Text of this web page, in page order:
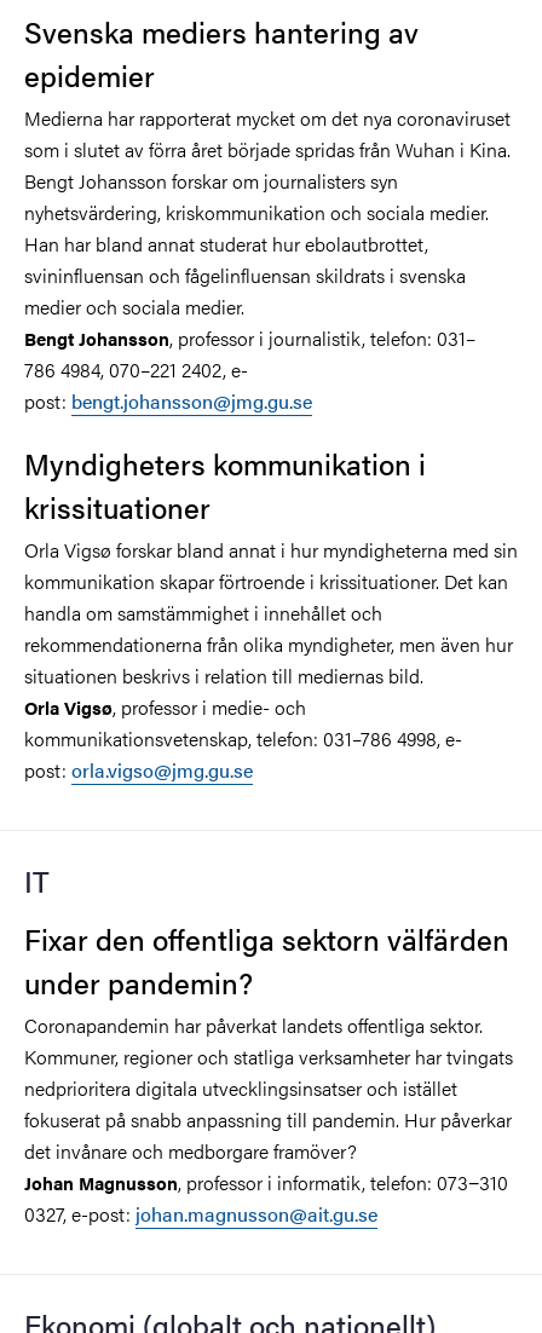
Svenska mediers hantering av
epidemier
Medierna har rapporterat mycket om det nya coronaviruset
som i slutet av förra året började spridas från Wuhan i Kina.
Bengt Johansson forskar om journalisters syn
nyhetsvärdering, kriskommunikation och sociala medier.
Han har bland annat studerat hur ebolautbrottet,
svininfluensan och fågelinfluensan skildrats i svenska
medier och sociala medier.
Bengt Johansson, professor i journalistik, telefon: 031–
786 4984, 070–221 2402, e-
post: bengt.johansson@jmg.gu.se
Myndigheters kommunikation i
krissituationer
Orla Vigsø forskar bland annat i hur myndigheterna med sin
kommunikation skapar förtroende i krissituationer. Det kan
handla om samstämmighet i innehållet och
rekommendationerna från olika myndigheter, men även hur
situationen beskrivs i relation till mediernas bild.
Orla Vigsø, professor i medie- och
kommunikationsvetenskap, telefon: 031–786 4998, e-
post: orla.vigso@jmg.gu.se
IT
Fixar den offentliga sektorn välfärden
under pandemin?
Coronapandemin har påverkat landets offentliga sektor.
Kommuner, regioner och statliga verksamheter har tvingats
nedprioritera digitala utvecklingsinsatser och istället
fokuserat på snabb anpassning till pandemin. Hur påverkar
det invånare och medborgare framöver?
Johan Magnusson, professor i informatik,telefon: 073−310
0327, e-post: johan.magnusson@ait.gu.se
Ekonomi (globalt och nationellt)